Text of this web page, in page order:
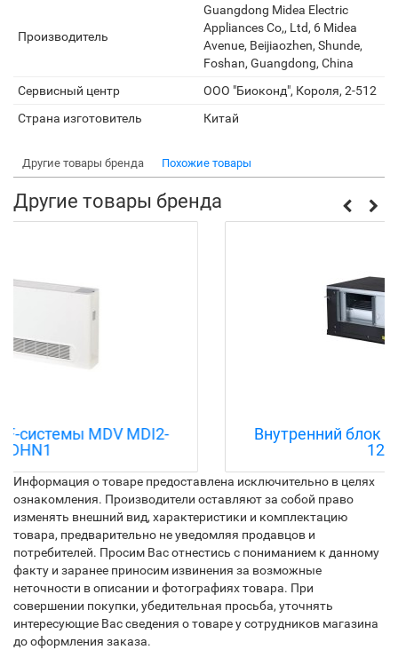
Производитель
Guangdong Midea Electric
Appliances Co,, Ltd, 6 Midea
Avenue, Beijiaozhen, Shunde,
Foshan, Guangdong, China
Сервисный центр
ООО "Биоконд", Короля, 2-512
Страна изготовитель
Китай
Другие товары бренда Похожие товары
Другие товары бренда
Внутренний блок VRF-системы MDV MDI2-
Информация о товаре предоставлена исключительно в целях
ознакомления. Производители оставляют за собой право
изменять внешний вид, характеристики и комплектацию
товара, предварительно не уведомляя продавцов и
потребителей. Просим Вас отнестись с пониманием к данному
факту и заранее приносим извинения за возможные
неточности в описании и фотографиях товара. При
совершении покупки, убедительная просьба, уточнять
интересующие Вас сведения о товаре у сотрудников магазина
до оформления заказа.